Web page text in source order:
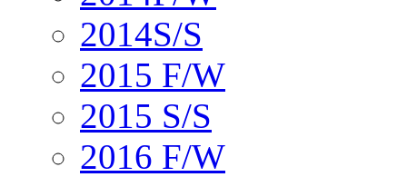
2014S/S
2015 F/W
2015 S/S
2016 F/W